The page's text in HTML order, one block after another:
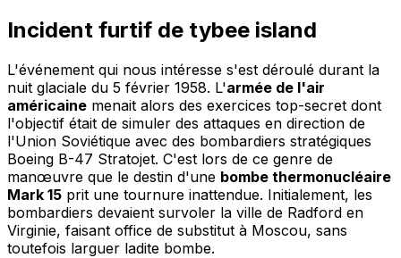
Incident furtif de tybee island
L'événement qui nous intéresse s'est déroulé durant la
nuit glaciale du 5 février 1958. L'armée de l'air
américaine menait alors des exercices top-secret dont
l'objectif était de simuler des attaques en direction de
l'Union Soviétique avec des bombardiers stratégiques
Boeing B-47 Stratojet. C'est lors de ce genre de
manœuvre que le destin d'une bombe thermonucléaire
Mark 15 prit une tournure inattendue. Initialement, les
bombardiers devaient survoler la ville de Radford en
Virginie, faisant office de substitut à Moscou, sans
toutefois larguer ladite bombe.